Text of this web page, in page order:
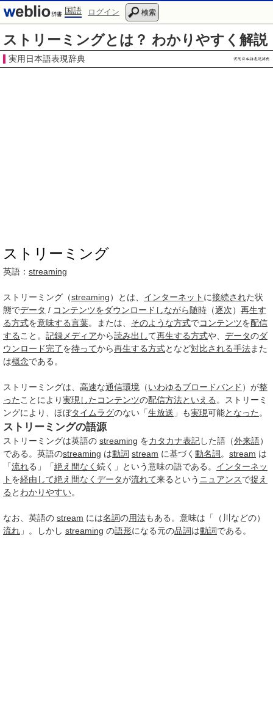
国語 ログイン 検索
ストリーミングとは？ わかりやすく解説
実用日本語表現辞典
ストリーミング
英語： streaming
ストリーミング（streaming）とは、 インターネット に接続された状
態でデータ / コンテンツをダウンロード しながら随時 （逐次） 再生す
る方式を意味する言葉。または、 そのような方式でコンテンツを配信
する こと。 記録メディアから読み出して再生する方式や、 データのダ
ウンロード完了を待ってから再生する方式となど対比される手法また
は概念である。
ストリーミングは、 高速な通信環境 （いわゆるブロードバンド ）が整
った ことにより実現した コンテンツの配信方法といえる 。ストリーミ
ングにより、ほぼタイムラグのない「生放送 」も実現可能となった 。
ストリーミングの語源
ストリーミングは英語の streaming をカタカナ表記した語（外来語）
である。英語のstreaming は動詞 stream に基づく 動名詞。 stream は
「流れる」「絶え間なく 続く」という意味の語である。 インターネッ
ト を経由して絶え間なく データが流れて来るという ニュアンスで捉え
る と わかりやすい。
なお、英語の stream には名詞の用法もある。意味は「（川などの）
流れ 」。しかし streaming の語形になる元の品詞は動詞である。